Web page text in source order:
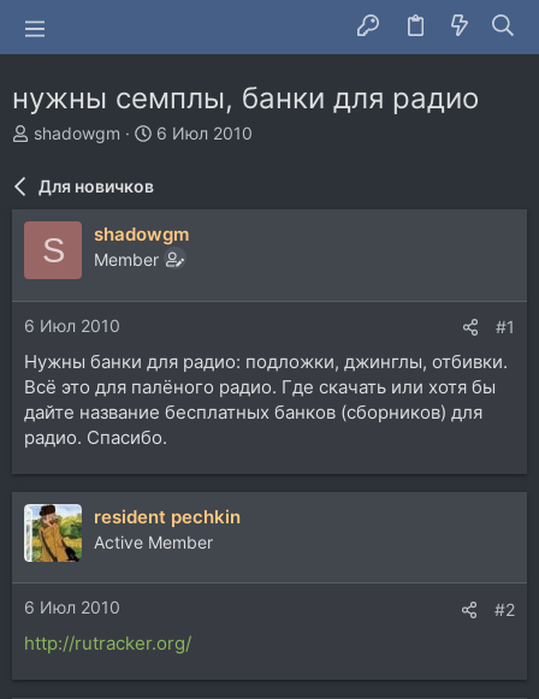
нужны семплы, банки для радио
А
о
р
shadowgm
Д
а
ч
6 Июл 2010
Для новичков
S shadowgm
Member
6 Июл 2010 #1
Нужны банки для радио: подложки, джинглы, отбивки.
Всё это для палёного радио. Где скачать или хотя бы
дайте название бесплатных банков (сборников) для
радио. Спасибо.
resident pechkin
Active Member
6 Июл 2010 #2
http://rutracker.org/